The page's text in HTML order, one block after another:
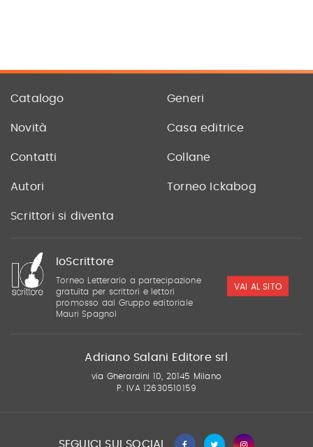
Catalogo Generi
Novità Casa editrice
Contatti Collane
Autori Torneo Ickabog
Scrittori si diventa
IoScrittore
Torneo Letterario a partecipazione
gratuita per scrittori e lettori
promosso dal Gruppo editoriale
Mauri Spagnol
VAI AL SITO
Adriano Salani Editore srl
via Gherardini 10, 20145 Milano
P. IVA 12630510159
SEGUICI SUI SOCIAL